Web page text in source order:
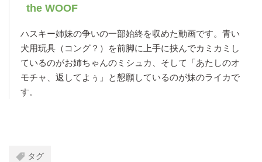
the WOOF
ハスキー姉妹の争いの一部始終を収めた動画です。青い
犬用玩具（コング？）を前脚に上手に挟んでカミカミし
ているのがお姉ちゃんのミシュカ、そして「あたしのオ
モチャ、返してよぅ」と懇願しているのが妹のライカで
す。
タグ